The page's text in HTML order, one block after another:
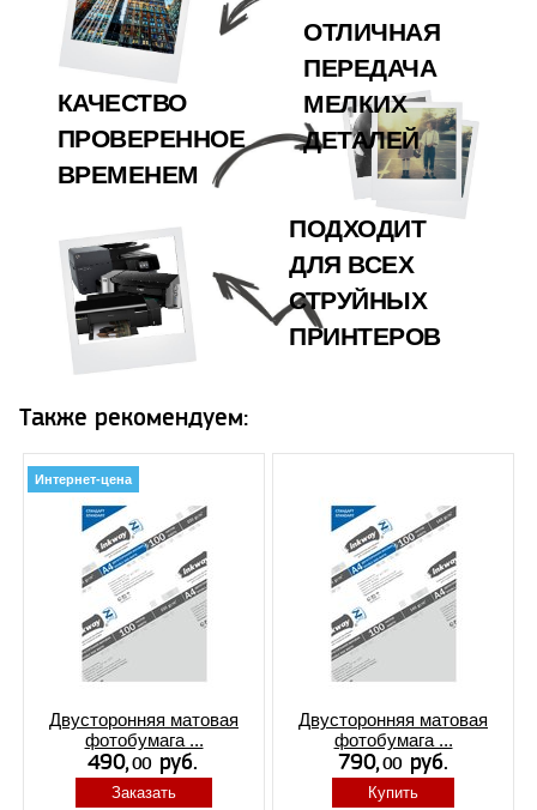
ОТЛИЧНАЯ
ПЕРЕДАЧА
МЕЛКИХ
ДЕТАЛЕЙ
КАЧЕСТВО
ПРОВЕРЕННОЕ
ВРЕМЕНЕМ
ПОДХОДИТ
ДЛЯ ВСЕХ
СТРУЙНЫХ
ПРИНТЕРОВ
Также рекомендуем:
Интернет-цена
Двусторонняя матовая
фотобумага ...
Заказать
Двусторонняя матовая
фотобумага ...
Купить